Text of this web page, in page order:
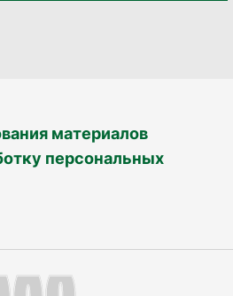
материалов
персональных